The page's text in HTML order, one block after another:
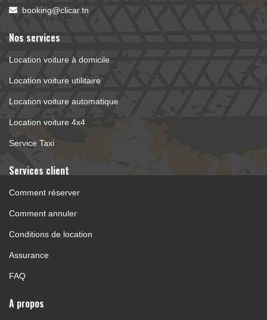
booking@clicar.tn
Nos services
Location voiture à domicile
Location voiture utilitaire
Location voiture automatique
Location voiture 4x4
Service Taxi
Services client
Comment réserver
Comment annuler
Conditions de location
Assurance
FAQ
A propos